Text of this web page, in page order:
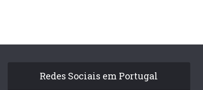
Redes Sociais em Portugal